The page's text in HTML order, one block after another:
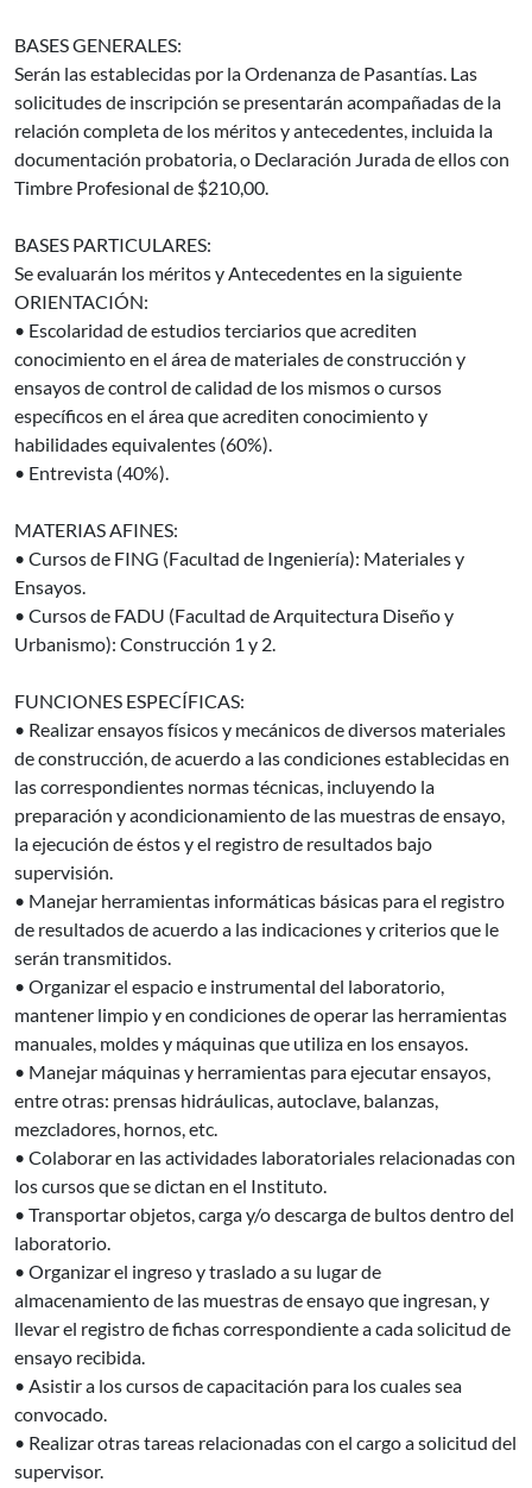
BASES GENERALES:
Serán las establecidas por la Ordenanza de Pasantías. Las
solicitudes de inscripción se presentarán acompañadas de la
relación completa de los méritos y antecedentes, incluida la
documentación probatoria, o Declaración Jurada de ellos con
Timbre Profesional de $210,00.
BASES PARTICULARES:
Se evaluarán los méritos y Antecedentes en la siguiente
ORIENTACIÓN:
• Escolaridad de estudios terciarios que acrediten
conocimiento en el área de materiales de construcción y
ensayos de control de calidad de los mismos o cursos
específicos en el área que acrediten conocimiento y
habilidades equivalentes (60%).
• Entrevista (40%).
MATERIAS AFINES:
• Cursos de FING (Facultad de Ingeniería): Materiales y
Ensayos.
• Cursos de FADU (Facultad de Arquitectura Diseño y
Urbanismo): Construcción 1 y 2.
FUNCIONES ESPECÍFICAS:
• Realizar ensayos físicos y mecánicos de diversos materiales
de construcción, de acuerdo a las condiciones establecidas en
las correspondientes normas técnicas, incluyendo la
preparación y acondicionamiento de las muestras de ensayo,
la ejecución de éstos y el registro de resultados bajo
supervisión.
• Manejar herramientas informáticas básicas para el registro
de resultados de acuerdo a las indicaciones y criterios que le
serán transmitidos.
• Organizar el espacio e instrumental del laboratorio,
mantener limpio y en condiciones de operar las herramientas
manuales, moldes y máquinas que utiliza en los ensayos.
• Manejar máquinas y herramientas para ejecutar ensayos,
entre otras: prensas hidráulicas, autoclave, balanzas,
mezcladores, hornos, etc.
• Colaborar en las actividades laboratoriales relacionadas con
los cursos que se dictan en el Instituto.
• Transportar objetos, carga y/o descarga de bultos dentro del
laboratorio.
• Organizar el ingreso y traslado a su lugar de
almacenamiento de las muestras de ensayo que ingresan, y
llevar el registro de fichas correspondiente a cada solicitud de
ensayo recibida.
• Asistir a los cursos de capacitación para los cuales sea
convocado.
• Realizar otras tareas relacionadas con el cargo a solicitud del
supervisor.